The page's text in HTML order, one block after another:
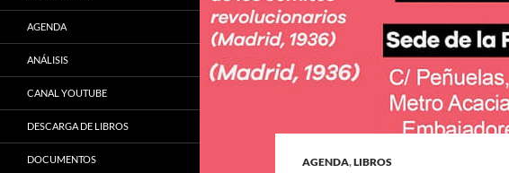
AGENDA,LIBROS
AGENDA
ANÁLISIS
CANAL YOUTUBE
DESCARGA DE LIBROS
DOCUMENTOS